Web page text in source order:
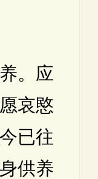
。应
哀愍
已往
供养